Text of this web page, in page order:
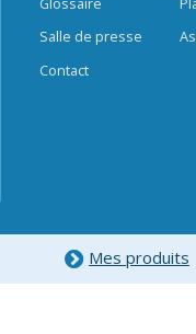
Salle de presse
Contact
Mes produits